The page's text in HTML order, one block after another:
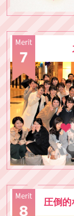
圧倒的